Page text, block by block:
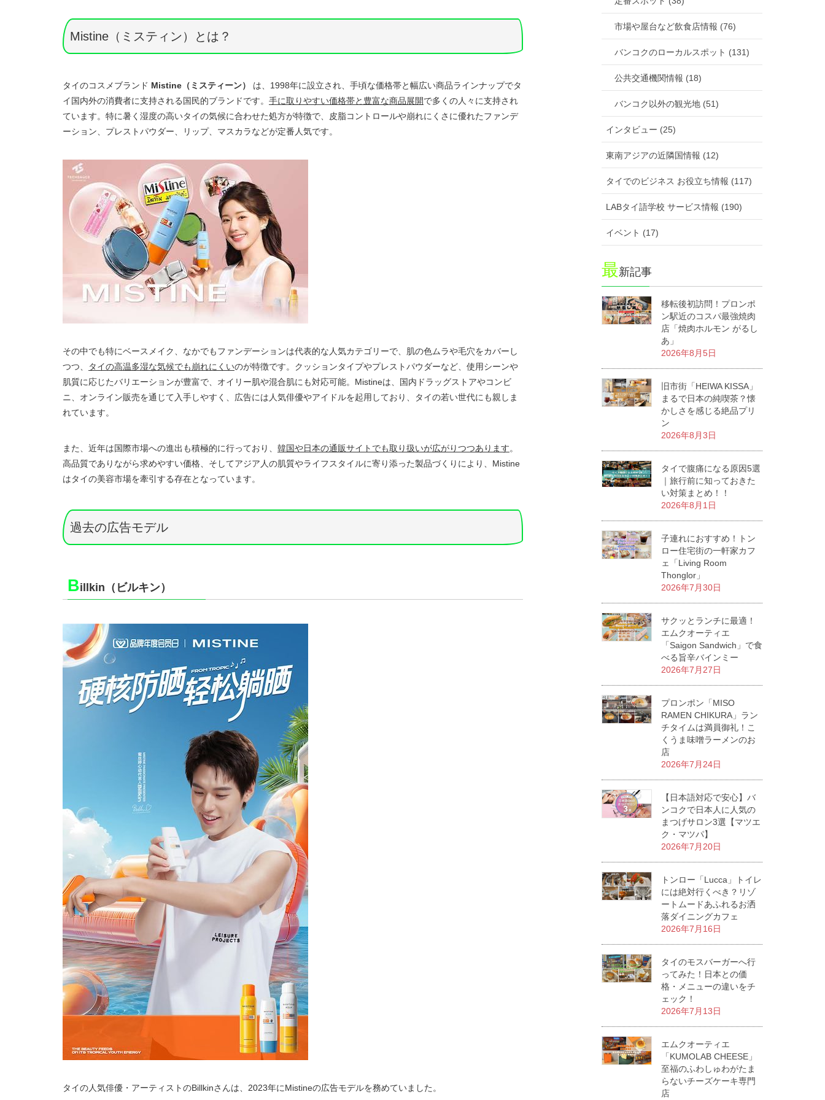
を
て
さ
い。
下
キ
ー
を
Mistine（ミスティン）とは？
タイのコスメブランド Mistine（ミスティーン）
は、1998年に設立され、手頃な価格帯と幅広い商品ラインナップでタ
イ国内外の消費者に支持される国民的ブランドです。 手に取りやすい価格帯と豊富な商品展開で多くの人々に支持され
ています。特に暑く湿度の高いタイの気候に合わせた処方が特徴で、皮脂コントロールや崩れにくさに優れたファンデ
ーション、プレストパウダー、リップ、マスカラなどが定番人気です。
その中でも特にベースメイク、なかでもファンデーションは代表的な人気カテゴリーで、肌の色ムラや毛穴をカバーし
つつ、
タイの高温多湿な気候でも崩れにくいのが特徴です。クッションタイプやプレストパウダーなど、使用シーンや
肌質に応じたバリエーションが豊富で、オイリー肌や混合肌にも対応可能。Mistineは、国内ドラッグストアやコンビ
ニ、オンライン販売を通じて入手しやすく、広告には人気俳優やアイドルを起用しており、タイの若い世代にも親しま
れています。
また、近年は国際市場への進出も積極的に行っており、 韓国や日本の通販サイトでも取り扱いが広がりつつあります。
高品質でありながら求めやすい価格、そしてアジア人の肌質やライフスタイルに寄り添った製品づくりにより、Mistine
はタイの美容市場を牽引する存在となっています。
過去の広告モデル
Billkin（ビルキン）
タイの人気俳優・アーティストのBillkinさんは、2023年にMistineの広告モデルを務めていました。
市場や屋台など飲食店情報 (76)
バンコクのローカルスポット (131)
公共交通機関情報 (18)
バンコク以外の観光地 (51)
インタビュー (25)
東南アジアの近隣国情報 (12)
タイでのビジネス お役立ち情報 (117)
LABタイ語学校 サービス情報 (190)
イベント (17)
最新記事
移転後初訪問！プロンポ
ン駅近のコスパ最強焼肉
店「焼肉ホルモン がるし
あ」
2026年8月5日
旧市街「HEIWA KISSA」
まるで日本の純喫茶？懐
かしさを感じる絶品プリ
ン
2026年8月3日
タイで腹痛になる原因5選
｜旅行前に知っておきた
い対策まとめ！！
2026年8月1日
子連れにおすすめ！トン
ロー住宅街の一軒家カフ
ェ「Living Room
Thonglor」
2026年7月30日
サクッとランチに最適！
エムクオーティエ
「Saigon Sandwich」で食
べる旨辛バインミー
2026年7月27日
プロンポン「MISO
RAMEN CHIKURA」ラン
チタイムは満員御礼！こ
くうま味噌ラーメンのお
店
2026年7月24日
【日本語対応で安心】バ
ンコクで日本人に人気の
まつげサロン3選【マツエ
ク・マツパ】
2026年7月20日
トンロー「Lucca」トイレ
には絶対行くべき？リゾ
ートムードあふれるお洒
落ダイニングカフェ
2026年7月16日
タイのモスバーガーへ行
ってみた！日本との価
格・メニューの違いをチ
ェック！
2026年7月13日
エムクオーティエ
「KUMOLAB CHEESE」
至福のふわしゅわがたま
らないチーズケーキ専門
店